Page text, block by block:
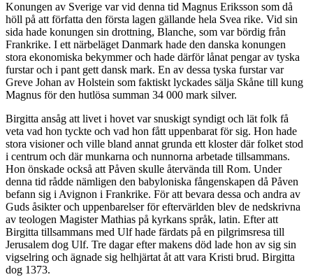
Konungen av Sverige var vid denna tid Magnus Eriksson som då
höll på att författa den första lagen gällande hela Svea rike. Vid sin
sida hade konungen sin drottning, Blanche, som var bördig från
Frankrike. I ett närbeläget Danmark hade den danska konungen
stora ekonomiska bekymmer och hade därför lånat pengar av tyska
furstar och i pant gett dansk mark. En av dessa tyska furstar var
Greve Johan av Holstein som faktiskt lyckades sälja Skåne till kung
Magnus för den hutlösa summan 34 000 mark silver.
Birgitta ansåg att livet i hovet var snuskigt syndigt och lät folk få
veta vad hon tyckte och vad hon fått uppenbarat för sig. Hon hade
stora visioner och ville bland annat grunda ett kloster där folket stod
i centrum och där munkarna och nunnorna arbetade tillsammans.
Hon önskade också att Påven skulle återvända till Rom. Under
denna tid rådde nämligen den babyloniska fångenskapen då Påven
befann sig i Avignon i Frankrike. För att bevara dessa och andra av
Guds åsikter och uppenbarelser för eftervärlden blev de nedskrivna
av teologen Magister Mathias på kyrkans språk, latin. Efter att
Birgitta tillsammans med Ulf hade färdats på en pilgrimsresa till
Jerusalem dog Ulf. Tre dagar efter makens död lade hon av sig sin
vigselring och ägnade sig helhjärtat åt att vara Kristi brud. Birgitta
dog 1373.